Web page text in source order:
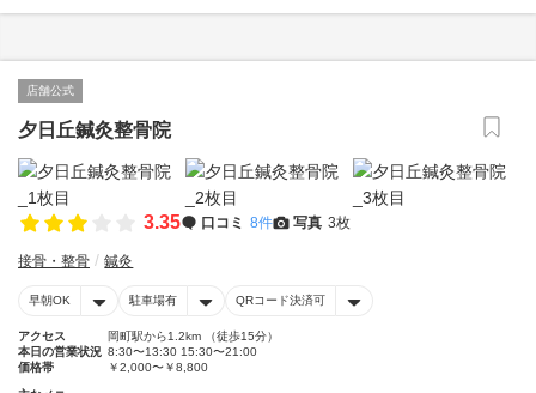
店舗公式
夕日丘鍼灸整骨院
3.35 口コミ 8件 写真 3枚
接骨・整骨 鍼灸
早朝OK 駐車場有 QRコード決済可
アクセス
岡町駅から1.2km （徒歩15分）
本日の営業状況 8:30〜13:30 15:30〜21:00
価格帯
￥2,000〜￥8,800